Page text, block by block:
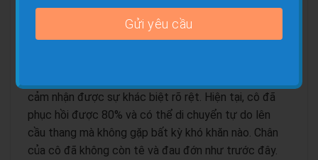
cầu thang. Tuy nhiên, mọi thay đổi tích cực đã đến
khi cô gặp thầy Pal - một bác sĩ đáng tin cậy đã
cảm nhận được sự khác biệt rõ rệt. Hiện tại, cô đã
phục hồi được 80% và có thể di chuyển tự do lên
cầu thang mà không gặp bất kỳ khó khăn nào. Chân
của cô đã không còn tê và đau đớn như trước đây.